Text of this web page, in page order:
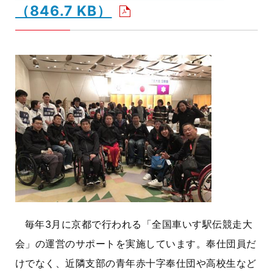
（846.7 KB）
毎年3月に京都で行われる「全国車いす駅伝競走大
会」の運営のサポートを実施しています。奉仕団員だ
けでなく、近隣支部の青年赤十字奉仕団や高校生など